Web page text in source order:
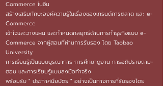
Commerce ในจีน
สร้างเสริมทักษะองค์ความรู้ในเรื่องของเทรนด์การตลาด และ e-
Commerce
เข้าใจและวางแผน และกำหนดกลยุทธ์ด้านการทำธุรกิจแบบ e-
Commerce จากผู้สอนที่ผ่านการรับรอง โดย Taobao
University
การเรียนรู้เป็นแบบบูรณาการ การศึกษาดูงาน การอภิปรายถาม-
ตอบ และการเรียนรู้แบบลงมือทำจริง
พร้อมรับ " ประกาศนียบัตร " อย่างเป็นทางการที่รับรองโดย